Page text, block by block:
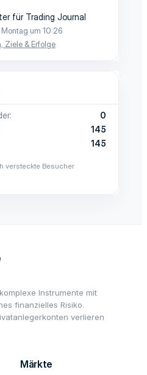
für Trading Journal
Montag um 10:26
Ziele & Erfolge
0
145
145
versteckte Besucher
Instrumente mit
finanzielles Risiko.
verlieren
Märkte